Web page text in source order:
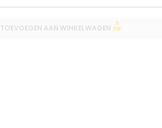
TOEVOEGEN AAN WINKELWAGEN